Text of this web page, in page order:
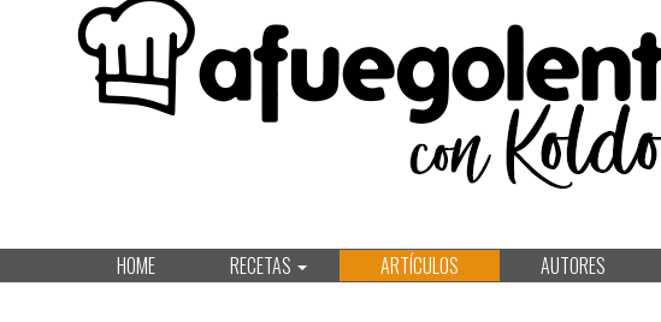
HOME RECETAS ARTÍCULOS AUTORES